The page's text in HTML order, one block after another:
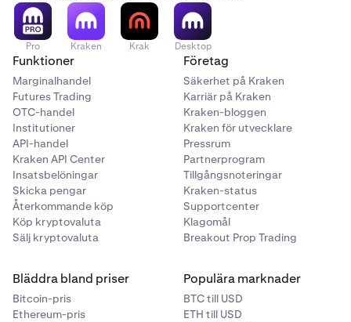
Pro Kraken Krak Desktop
Funktioner
Marginalhandel
Futures Trading
OTC-handel
Institutioner
API-handel
Kraken API Center
Insatsbelöningar
Skicka pengar
Återkommande köp
Köp kryptovaluta
Sälj kryptovaluta
Företag
Säkerhet på Kraken
Karriär på Kraken
Kraken-bloggen
Kraken för utvecklare
Pressrum
Partnerprogram
Tillgångsnoteringar
Kraken-status
Supportcenter
Klagomål
Breakout Prop Trading
Bläddra bland priser
Bitcoin-pris
Ethereum-pris
Populära marknader
BTC till USD
ETH till USD